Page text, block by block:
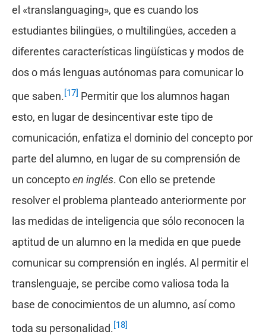
el «translanguaging», que es cuando los
estudiantes bilingües, o multilingües, acceden a
diferentes características lingüísticas y modos de
dos o más lenguas autónomas para comunicar lo
que saben.[17] Permitir que los alumnos hagan
esto, en lugar de desincentivar este tipo de
comunicación, enfatiza el dominio del concepto por
parte del alumno, en lugar de su comprensión de
un conceptoen inglés. Con ello se pretende
resolver el problema planteado anteriormente por
las medidas de inteligencia que sólo reconocen la
aptitud de un alumno en la medida en que puede
comunicar su comprensión en inglés. Al permitir el
translenguaje, se percibe como valiosa toda la
base de conocimientos de un alumno, así como
toda su personalidad.[18]